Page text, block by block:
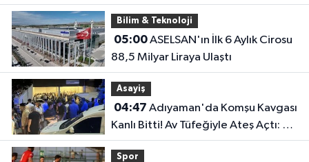
Hava Durumu
Bilim & Teknoloji
05:00ASELSAN'ın İlk 6 Aylık Cirosu
88,5 Milyar Liraya Ulaştı
Asayiş
04:47
Kanlı Bitti! Av Tüfeğiyle Ateş Açtı: 1
Ölü, 1 Yaralı
Spor